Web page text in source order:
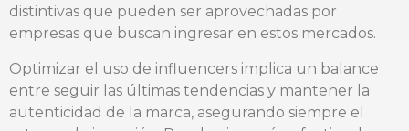
distintivas que pueden ser aprovechadas por
empresas que buscan ingresar en estos mercados.
Optimizar el uso de influencers implica un balance
entre seguir las últimas tendencias y mantener la
autenticidad de la marca, asegurando siempre el